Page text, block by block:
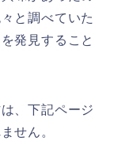
と調べていた
発見すること
、下記ページ
せん。